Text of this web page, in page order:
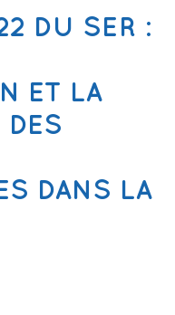
DU SER :
ET LA
DES
DANS LA